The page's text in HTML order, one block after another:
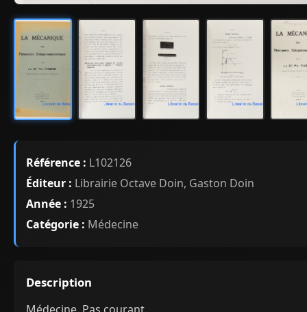
Référence : L102126
Éditeur : Librairie Octave Doin, Gaston Doin
Année : 1925
Catégorie : Médecine
Description